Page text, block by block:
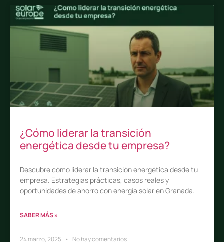
¿Cómo liderar la transición
energética desde tu empresa?
Descubre cómo liderar la transición energética desde tu
empresa. Estrategias prácticas, casos reales y
oportunidades de ahorro con energía solar en Granada.
SABER MÁS »
24 marzo, 2025 No hay comentarios